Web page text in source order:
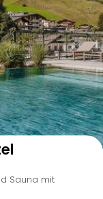
der Karte anzeigen
Sauna mit